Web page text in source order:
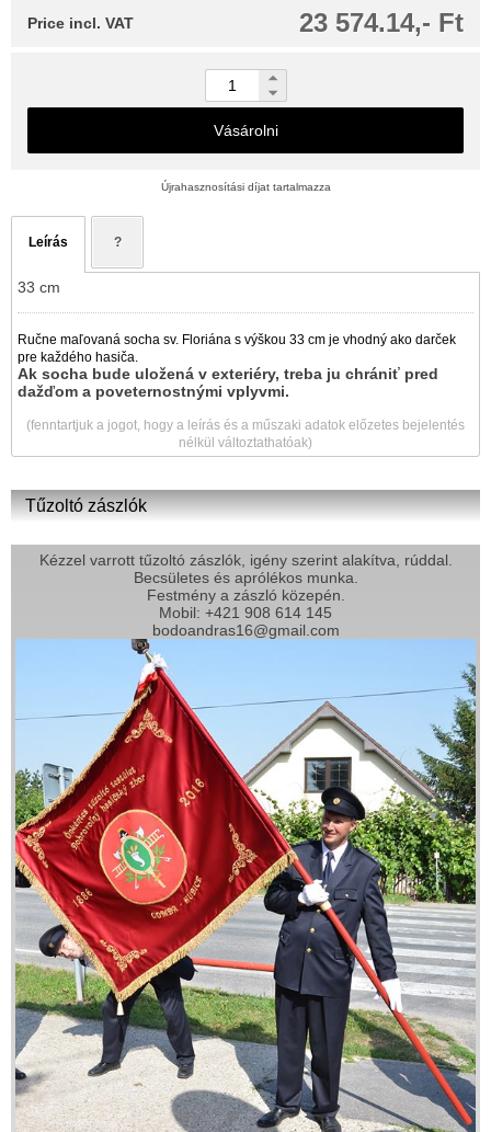
Tűzoltó zászlók
Kézzel varrott tűzoltó zászlók, igény szerint alakítva, rúddal.
Becsületes és aprólékos munka.
Festmény a zászló közepén.
Mobil: +421 908 614 145
bodoandras16@gmail.com
23 574.14,- Ft
Price incl. VAT
Vásárolni
Újrahasznosítási díjat tartalmazza
Leírás ?
33 cm
Ručne maľovaná socha sv. Floriána s výškou 33 cm je vhodný ako darček
pre každého hasiča.
Ak socha bude uložená v exteriéry, treba ju chrániť pred
dažďom a poveternostnými vplyvmi.
(fenntartjuk a jogot, hogy a leírás és a műszaki adatok előzetes bejelentés
nélkül változtathatóak)